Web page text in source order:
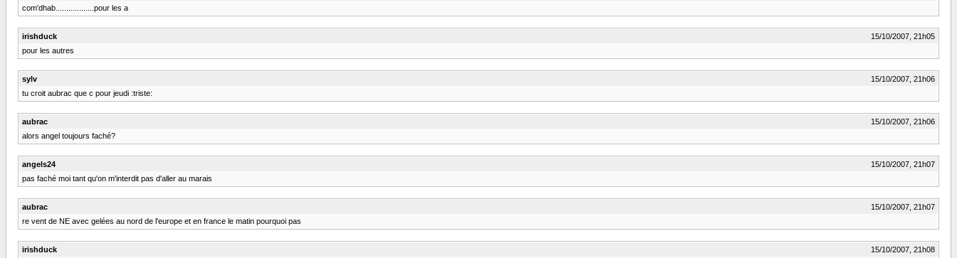
com'dhab..................pour les a
irishduck
15/10/2007, 21h05
pour les autres
sylv
15/10/2007, 21h06
tu croit aubrac que c pour jeudi :triste:
aubrac
15/10/2007, 21h06
alors angel toujours faché?
angels24
15/10/2007, 21h07
pas faché moi tant qu'on m'interdit pas d'aller au marais
aubrac
15/10/2007, 21h07
re vent de NE avec gelées au nord de l'europe et en france le matin pourquoi pas
irishduck
15/10/2007, 21h08